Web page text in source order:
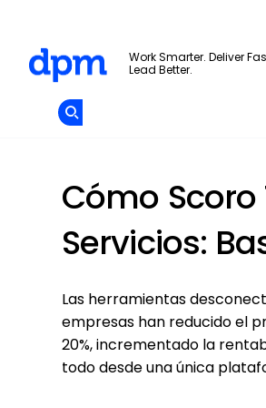
Skip to main content
Work Smarter. Deliver
Lead Better.
Add as
Cómo
Servicios:
Las herramientas
empresas han reducido el
20%, incrementado la
todo desde una única